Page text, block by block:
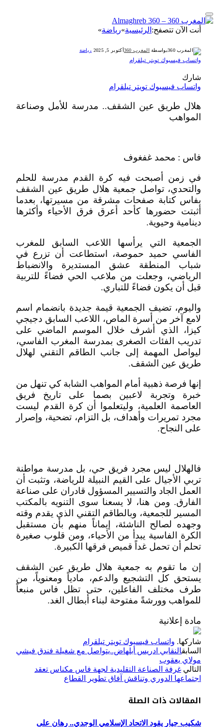
أنت الآن تتصفح: الرئيسية»رياضة»
بواسطة المغرب 360 أكتوبر 5, 2025 رياضة
واتساب فيسبوك تويتر تيلقرام
شارك
واتساب فيسبوك تويتر تيلقرام
هلال طريق عين الشقف.. مدرسة للأمل وصناعة
المواهب
فاس : محمد غفغوف
في زمن أصبحت فيه كرة القدم مدرسة للحلم
والتحدي، تواصل جمعية هلال طريق عين الشقف
بفاس كتابة صفحات مشرقة من مسيرتها، بعدما
أثبتت حضورها كأحد أعرق فرق الأحياء وأكثرها
دينامية وحيوية.
الجمعية التي يرأسها اللاعب السابق للمغرب
الفاسي حميد حموصة، استطاعت أن تزرع في
شباب المنطقة عشق المستديرة والانضباط
الرياضي، وجعلت من ملاعب الحي فضاءً للتربية
قبل أن يكون فضاءً للتباري.
واليوم، تضيف الجمعية قيمة جديدة بانضمام اسم
لامع آخر من أسرة الماص، اللاعب السابق دجيجي
كيزا، الذي أشرف خلال الموسم الماضي على
تدريب الفئات الصغرى بمدرسة المغرب الفاسي،
ليواصل المهمة إلى جانب الطاقم التقني لهلال
طريق عين الشقف.
إنها فرصة ذهبية أمام المواهب الشابة كي تنهل من
خبرة وتجربة لاعبين بصما على تاريخ فريق
العاصمة العلمية، وليتعلموا أن كرة القدم ليست
مجرد تمريرات وأهداف، بل التزام، تضحية، وإصرار
على النجاح.
فالهلال ليس مجرد فريق حي، بل مدرسة مواطنة
تربي الأجيال على القيم النبيلة للرياضة، وتثبت أن
العمل الجاد والتسيير المسؤول قادران على صناعة
الفارق. ومن هنا، لا يسعنا سوى التنويه بالمكتب
المسير للجمعية، وبالطاقم التقني الذي يقدم وقته
وجهده لصالح الناشئة، إيماناً منهم بأن مستقبل
الكرة الفاسية يبدأ من الأحياء، ومن قلوب صغيرة
تحلم أن تحمل غداً قميص فرقها الكبيرة.
إن ما تقوم به جمعية هلال طريق عين الشقف
يستحق كل التشجيع والدعم، مادياً ومعنوياً، من
طرف مختلف الفاعلين، حتى تظل فاس منبعاً
للمواهب وورشةً مفتوحة لبناء أبطال الغد.
مادة إعلانية
شاركها. واتساب فيسبوك تويتر تيلقرام
السابقالنقابي ادريس أبلهاض..يتواصل مع شغيلة فندق فيشي
مولاي يعقوب
التالي غرفة الصناعة التقليدية لجهة فاس مكناس تعقد
اجتماعها الدوري وتناقش آفاق تطوير القطاع
المقالات ذات الصلة
شكيب جيار يقود الاتحاد الإسلامي الوجدي.. رهان على